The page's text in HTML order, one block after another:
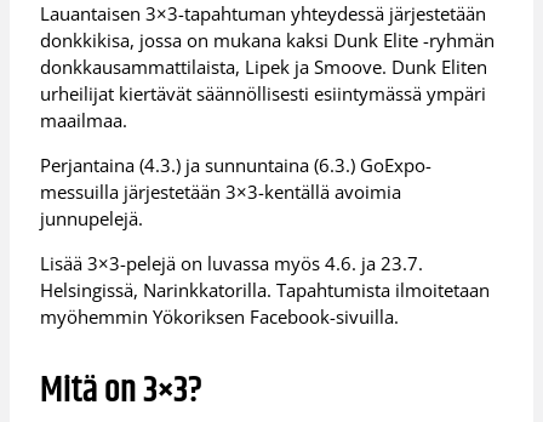
Lauantaisen 3×3-tapahtuman yhteydessä järjestetään
donkkikisa, jossa on mukana kaksi Dunk Elite -ryhmän
donkkausammattilaista, Lipek ja Smoove. Dunk Eliten
urheilijat kiertävät säännöllisesti esiintymässä ympäri
maailmaa.
Perjantaina (4.3.) ja sunnuntaina (6.3.) GoExpo-
messuilla järjestetään 3×3-kentällä avoimia
junnupelejä.
Lisää 3×3-pelejä on luvassa myös 4.6. ja 23.7.
Helsingissä, Narinkkatorilla. Tapahtumista ilmoitetaan
myöhemmin Yökoriksen Facebook-sivuilla.
Mitä on 3×3?